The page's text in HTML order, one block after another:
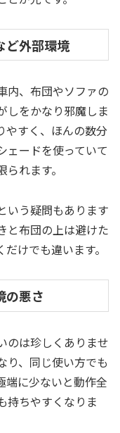
ど外部環境
内、布団やソファの
しをかなり邪魔しま
やすく、ほんの数分
ェードを使っていて
れます。
いう疑問もあります
と布団の上は避けた
けでも違います。
の悪さ
のは珍しくありませ
り、同じ使い方でも
端に少ないと動作全
持ちやすくなりま